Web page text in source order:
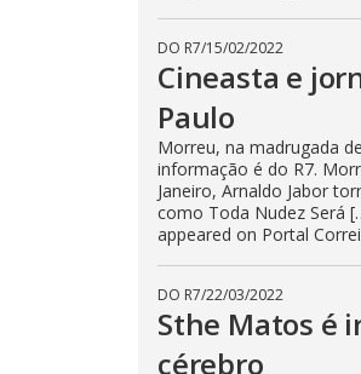
DO R7/15/02/2022
Cineasta e
Paulo
Morreu, na madrugada
informação é do R7.
Janeiro, Arnaldo Jabor
como Toda Nudez Será
appeared on Portal
DO R7/22/03/2022
Sthe Matos é
cérebro